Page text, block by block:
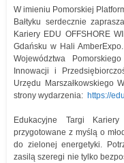
W imieniu Pomorskiej
Bałtyku serdecznie
Kariery EDU OFFSHORE
Gdańsku w Hali
Województwa
Innowacji i
Urzędu Marszałkowskiego
strony wydarzenia: https://
Edukacyjne Targi
przygotowane z myślą o
do zielonej energetyki.
zasilą szeregi nie tylko